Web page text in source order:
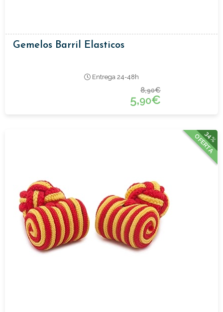
Gemelos Barril Elasticos
Entrega 24-48h
8,90€
5,90€
34%
OFERTA